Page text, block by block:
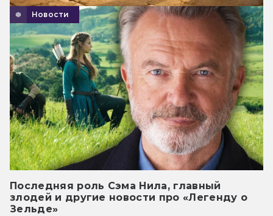
Новости
Последняя роль Сэма Нила, главный
злодей и другие новости про «Легенду о
Зельде»